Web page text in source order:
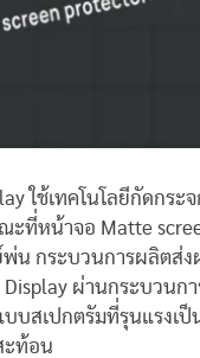
ใช้เทคโนโลยีกัดกร
ะที่หน้าจอ Matte
น กระบวนการผลิตส่
ผ่านกระบวนก
บสเปกตรัมที่รุนแรงเ
ะท้อน